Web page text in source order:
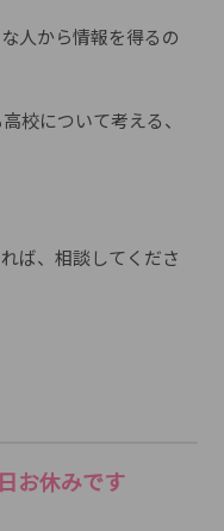
人から情報を得るの
校について考える、
ば、相談してくださ
お休みです